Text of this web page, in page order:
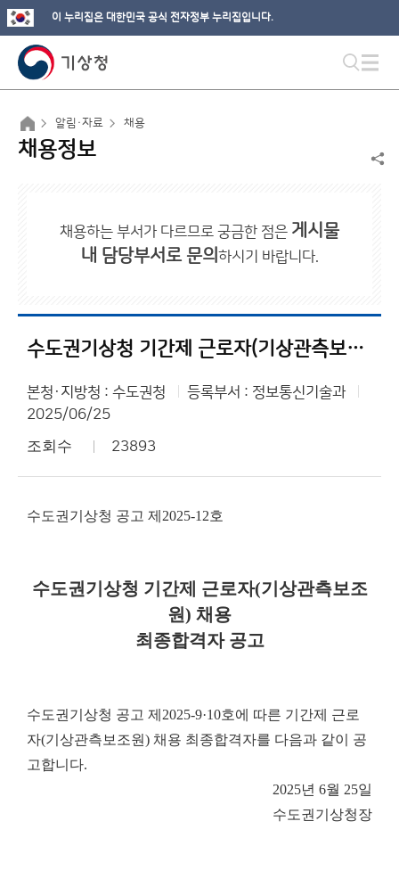
이 누리집은 대한민국 공식 전자정부 누리집입니다.
알림·자료 채용
채용정보
채용하는 부서가 다르므로 궁금한 점은 게시물
내 담당부서로 문의 하시기 바랍니다.
수도권기상청 기간제 근로자(기상관측보조원) 채용 최종합격자 공고
본청·지방청 : 수도권청
등록부서 : 정보통신기술과
2025/06/25
조회수 23893
수도권기상청 공고 제2025-12호
수도권기상청 기간제 근로자(기상관측보조
원) 채용
최종합격자 공고
수도권기상청 공고 제2025-9·10호에 따른 기간제 근로
자(기상관측보조원) 채용 최종합격자를 다음과 같이 공
고합니다.
2025년 6월 25일
수도권기상청장